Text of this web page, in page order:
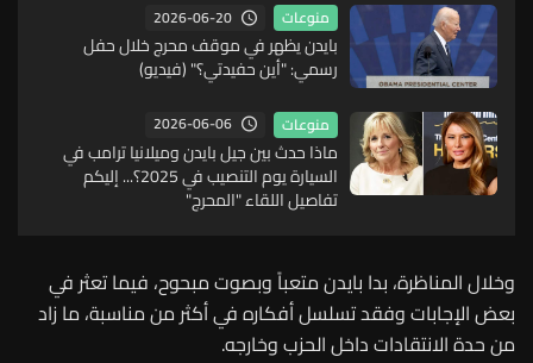
منوعات 2026-06-20
بايدن يظهر في موقف محرج خلال حفل
رسمي: "أين حفيدتي؟" (فيديو)
منوعات 2026-06-06
ماذا حدث بين جيل بايدن وميلانيا ترامب في
السيارة يوم التنصيب في 2025؟... إليكم
تفاصيل اللقاء "المحرج"
وخلال المناظرة، بدا بايدن متعباً وبصوت مبحوح، فيما تعثر في
بعض الإجابات وفقد تسلسل أفكاره في أكثر من مناسبة، ما زاد
من حدة الانتقادات داخل الحزب وخارجه.